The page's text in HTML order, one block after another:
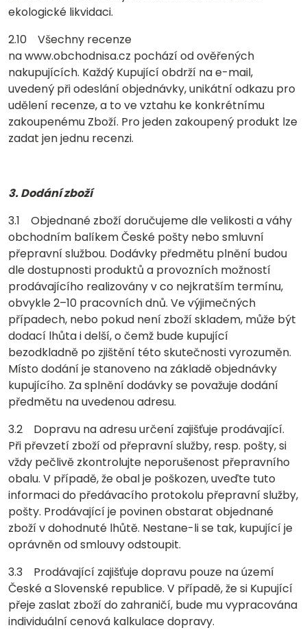
ekologické likvidaci.
2.10 Všechny recenze
na www.obchodnisa.cz pochází od ověřených
nakupujících. Každý Kupující obdrží na e-mail,
uvedený při odeslání objednávky, unikátní odkazu pro
udělení recenze, a to ve vztahu ke konkrétnímu
zakoupenému Zboží. Pro jeden zakoupený produkt lze
zadat jen jednu recenzi.
3. Dodání zboží
3.1 Objednané zboží doručujeme dle velikosti a váhy
obchodním balíkem České pošty nebo smluvní
přepravní službou. Dodávky předmětu plnění budou
dle dostupnosti produktů a provozních možností
prodávajícího realizovány v co nejkratším termínu,
obvykle 2–10 pracovních dnů. Ve výjimečných
případech, nebo pokud není zboží skladem, může být
dodací lhůta i delší, o čemž bude kupující
bezodkladně po zjištění této skutečnosti vyrozuměn.
Místo dodání je stanoveno na základě objednávky
kupujícího. Za splnění dodávky se považuje dodání
předmětu na uvedenou adresu.
3.2 Dopravu na adresu určení zajišťuje prodávající.
Při převzetí zboží od přepravní služby, resp. pošty, si
vždy pečlivě zkontrolujte neporušenost přepravního
obalu. V případě, že obal je poškozen, uveďte tuto
informaci do předávacího protokolu přepravní služby,
pošty. Prodávající je povinen obstarat objednané
zboží v dohodnuté lhůtě. Nestane-li se tak, kupující je
oprávněn od smlouvy odstoupit.
3.3 Prodávající zajišťuje dopravu pouze na území
České a Slovenské republice. V případě, že si Kupující
přeje zaslat zboží do zahraničí, bude mu vypracována
individuální cenová kalkulace dopravy.